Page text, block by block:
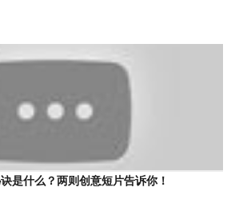
是什么？两则创意短片告诉你！